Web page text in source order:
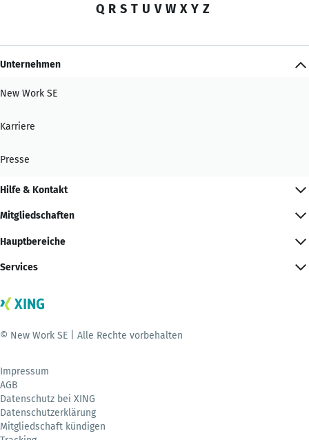
Q R S T U V W X Y Z
Unternehmen
New Work SE
Karriere
Presse
Hilfe & Kontakt
Mitgliedschaften
Hauptbereiche
Services
© New Work SE | Alle Rechte vorbehalten
Impressum
AGB
Datenschutz bei XING
Datenschutzerklärung
Mitgliedschaft kündigen